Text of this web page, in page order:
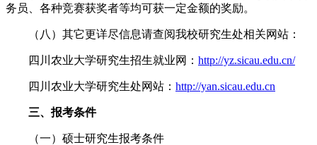
务员、各种竞赛获奖者等均可获一定金额的奖励。
（八）其它更详尽信息请查阅我校研究生处相关网站：
四川农业大学研究生招生就业网： http://yz.sicau.edu.cn/
四川农业大学研究生处网站： http://yan.sicau.edu.cn
三、报考条件
（一）硕士研究生报考条件